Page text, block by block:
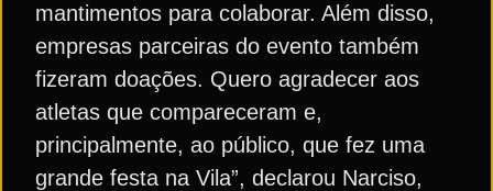
mantimentos para colaborar. Além disso,
empresas parceiras do evento também
fizeram doações. Quero agradecer aos
atletas que compareceram e,
principalmente, ao público, que fez uma
grande festa na Vila”, declarou Narciso,